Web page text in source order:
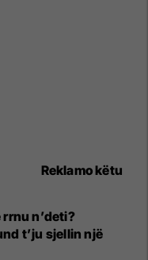
Reklamo këtu
rrnu n’deti?
t’ju sjellin një